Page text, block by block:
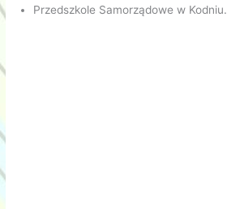
Przedszkole Samorządowe w Kodniu.